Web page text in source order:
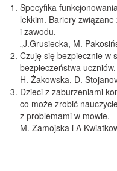
Specyfika
lekkim. Bariery związane
i zawodu.
„J.Grusiecka, M.
Czuję się bezpiecznie w
bezpieczeństwa uczniów.
H. Żakowska, D.
Dzieci z zaburzeniami
co może zrobić
z problemami w mowie.
M. Zamojska i A